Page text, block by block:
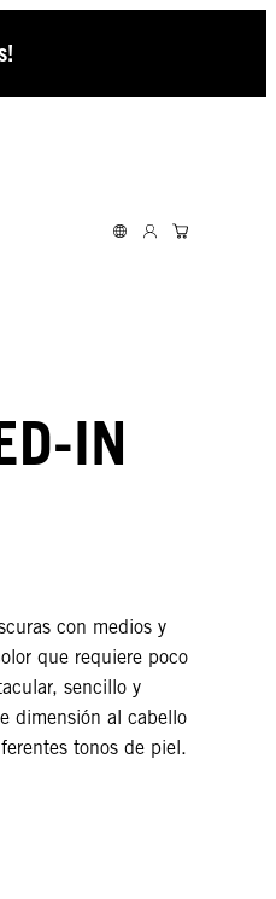
IN
con medios y
que requiere poco
sencillo y
dimensión al cabello
tonos de piel.